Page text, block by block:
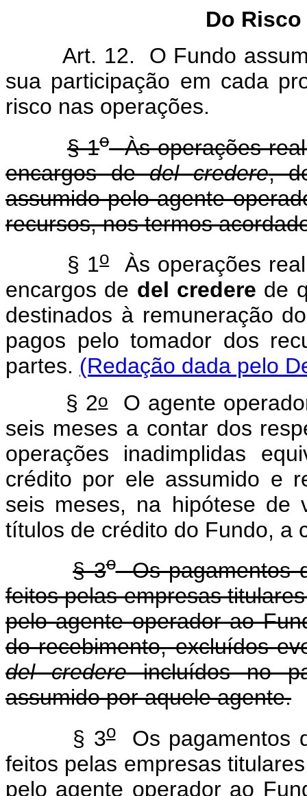
Do
Art. 12.
O Fundo
sua participação em cada
risco nas operações.
§ 1o
Às operações
encargos dedel credere,
assumido pelo agente
recursos, nos termos
§ 1oÀs operações
encargos de del credere de
destinados à remuneração
pagos pelo tomador dos
partes. (Redação dada pelo
§ 2oO agente
seis meses a contar dos
operações inadimplidas
crédito por ele assumido e
seis meses, na hipótese de
títulos de crédito do Fundo, a
§ 3oOs pagamentos
feitos pelas empresas
pelo agente operador ao
do recebimento, excluídos
del credereincluídos no
assumido por aquele agente.
§ 3oOs pagamentos
feitos pelas empresas
pelo agente operador ao